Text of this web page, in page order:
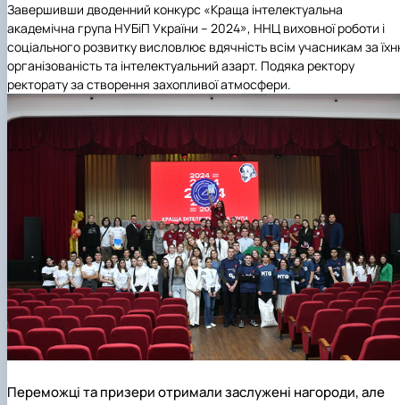
Завершивши дводенний конкурс «Краща інтелектуальна
академічна група НУБіП України – 2024», ННЦ виховної роботи і
соціального розвитку висловлює вдячність всім учасникам за
організованість та інтелектуальний азарт. Подяка ректору
ректорату за створення захопливої атмосфери.
Переможці та призери отримали заслужені нагороди, але